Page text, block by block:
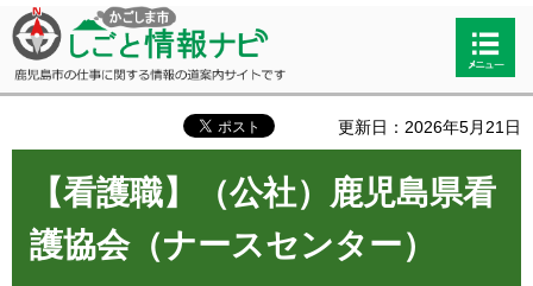
かごしま市しごと情報ナビ 鹿児島市
の仕事に関する情報の道案内サイト
です
検索・
共通メ
ニュー
更新日：2026年5月21日
【看護職】（公社）鹿児島県看
護協会（ナースセンター）